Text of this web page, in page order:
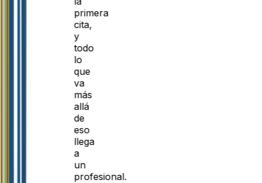
primera
cita,
y
todo
lo
que
va
más
allá
de
eso
llega
a
un
profesional.